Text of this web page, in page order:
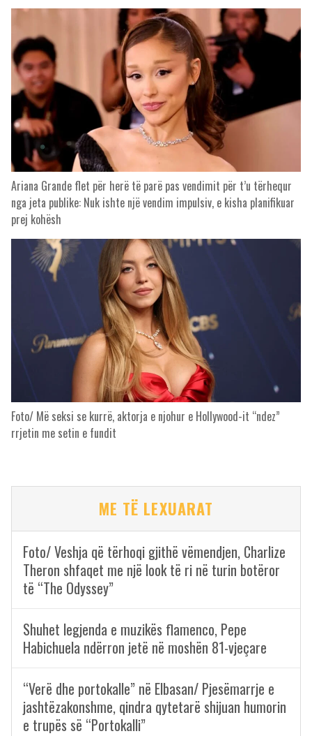
Ariana Grande flet për herë të parë pas vendimit për t’u tërhequr
nga jeta publike: Nuk ishte një vendim impulsiv, e kisha planifikuar
prej kohësh
Foto/ Më seksi se kurrë, aktorja e njohur e Hollywood-it “ndez”
rrjetin me setin e fundit
ME TË LEXUARAT
Foto/ Veshja që tërhoqi gjithë vëmendjen, Charlize
Theron shfaqet me një look të ri në turin botëror
të “The Odyssey”
Shuhet legjenda e muzikës flamenco, Pepe
Habichuela ndërron jetë në moshën 81-vjeçare
“Verë dhe portokalle” në Elbasan/ Pjesëmarrje e
jashtëzakonshme, qindra qytetarë shijuan humorin
e trupës së “Portokalli”